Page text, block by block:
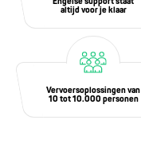
altijd voor je klaar
Vervoersoplossingen van
10 tot 10.000 personen